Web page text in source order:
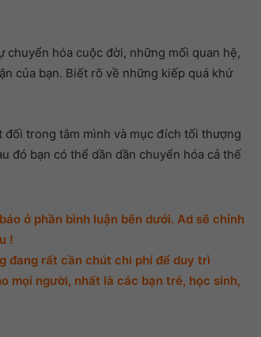
hóa cuộc đời, những mối quan hệ,
của bạn. Biết rõ về những kiếp quá khứ
trong tâm mình và mục đích tối thượng
đó bạn có thể dần dần chuyển hóa cả thế
ở phần bình luận bên dưới. Ad sẽ chỉnh
!
đang rất cần chút chi phí để duy trì
mọi người, nhất là các bạn trẻ, học sinh,